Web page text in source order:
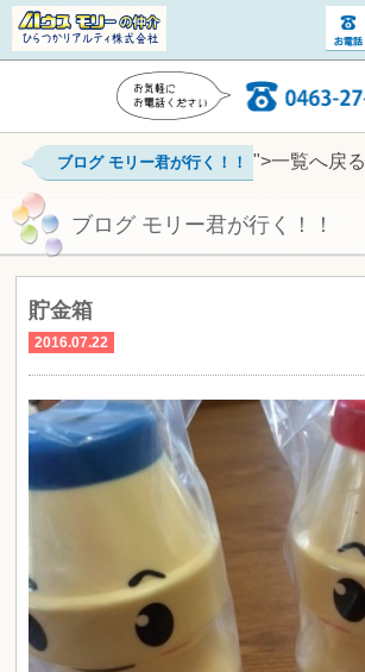
ブログ モリー君が行く！！ ">一覧へ戻る
ブログ モリー君が行く！！
貯金箱
2016.07.22